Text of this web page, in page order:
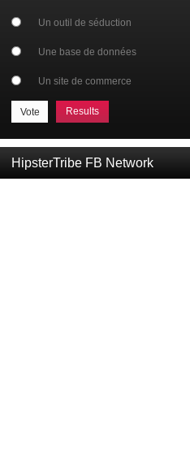
Un outil de séduction
Une base de données
Un site de commerce
Results
HipsterTribe FB Network